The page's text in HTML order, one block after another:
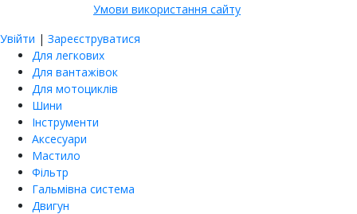
Умови використання сайту
Увійти | Зареєструватися
Для легкових
Для вантажівок
Для мотоциклів
Шини
Інструменти
Аксесуари
Мастило
Фільтр
Гальмівна система
Двигун